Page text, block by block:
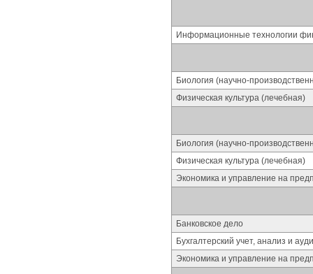
Информационные технологии
Биология (научно-
Физическая культура (лечебная)
Биология (научно-
Физическая культура (лечебная)
Экономика и управление на
Банковское дело
Бухгалтерский учет, анализ и
Экономика и управление на